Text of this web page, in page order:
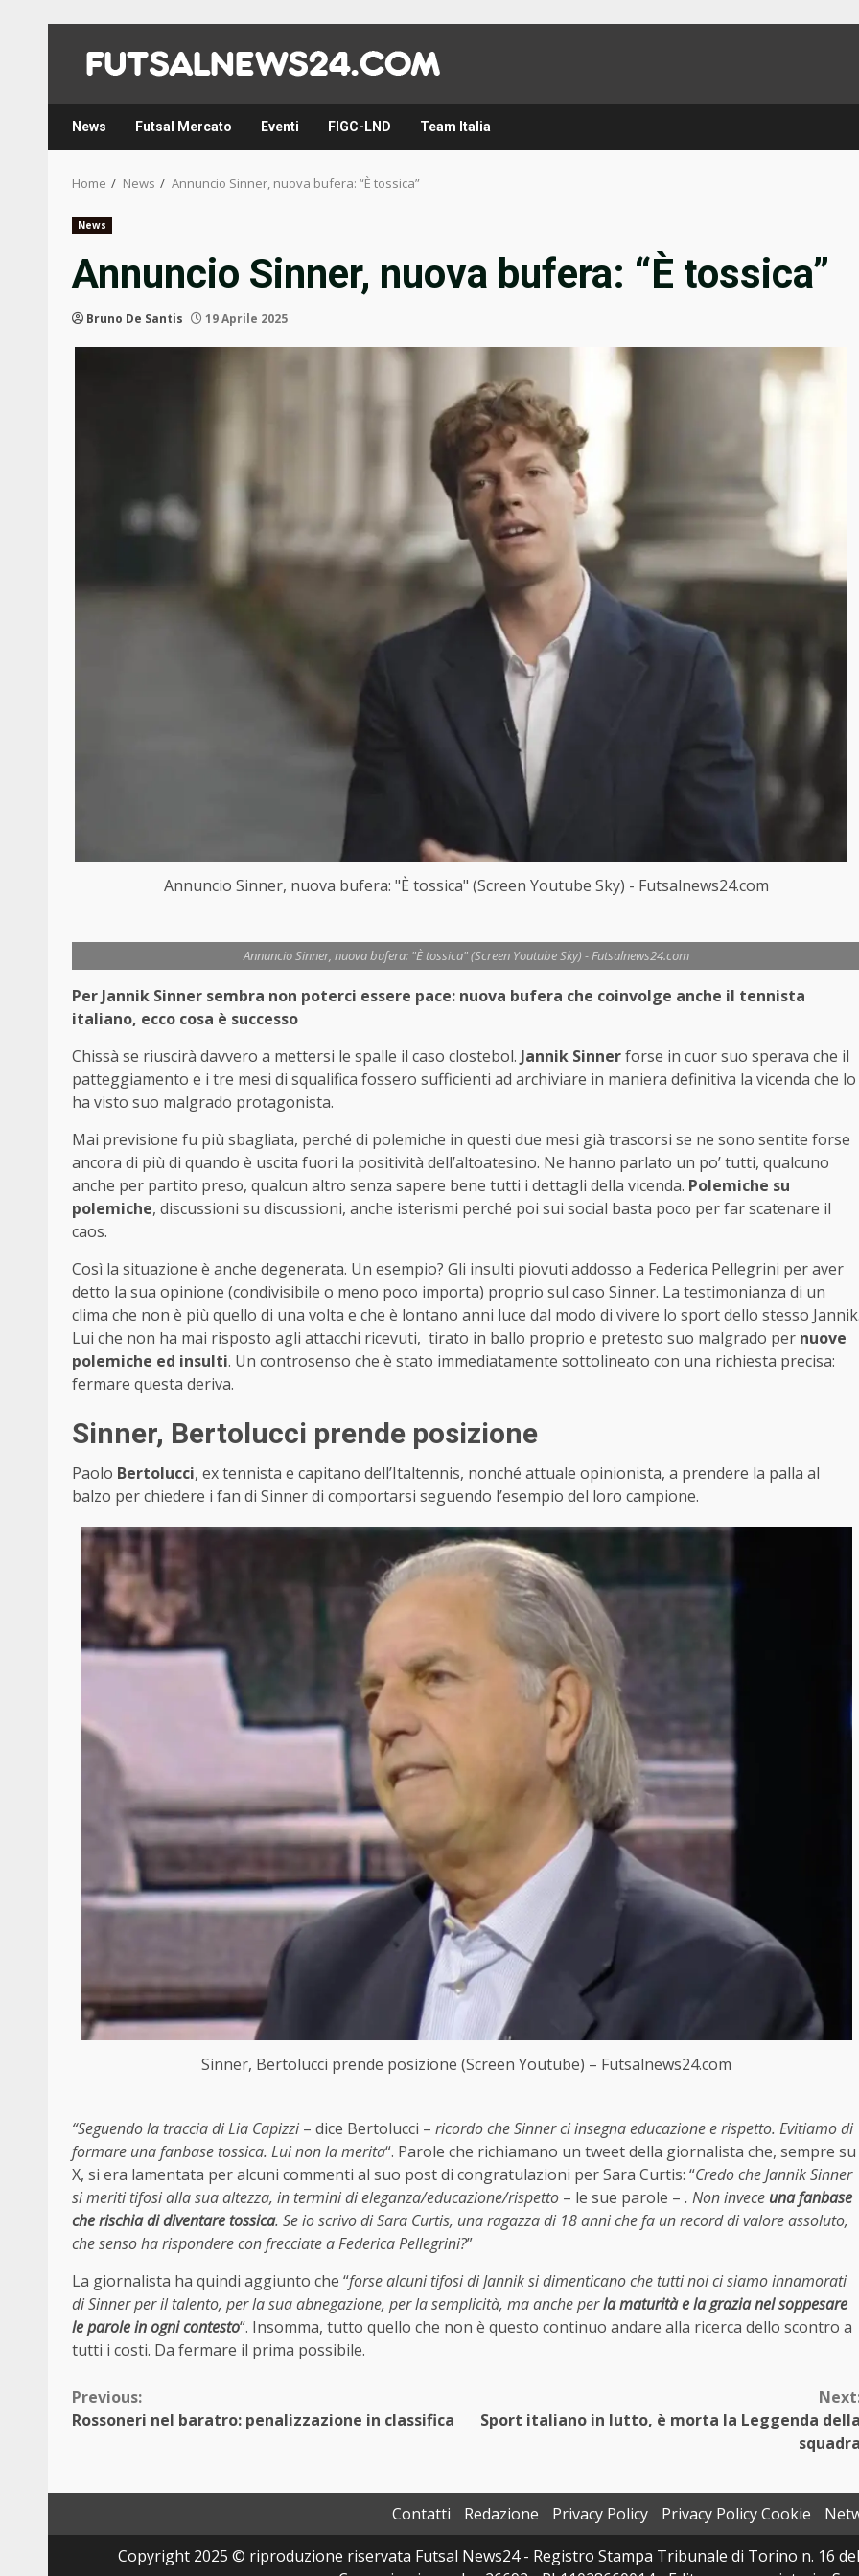
content
News Futsal Mercato Eventi FIGC-LND Team Italia
Home News Annuncio Sinner, nuova bufera: “È tossica”
News
Annuncio Sinner, nuova bufera: “È tossica”
Bruno De Santis 19 Aprile 2025
Annuncio Sinner, nuova bufera: "È tossica" (Screen Youtube Sky) - Futsalnews24.com
Annuncio Sinner, nuova bufera: "È tossica" (Screen Youtube Sky) - Futsalnews24.com
Per Jannik Sinner sembra non poterci essere pace: nuova bufera che coinvolge anche il tennista
italiano, ecco cosa è successo
Chissà se riuscirà davvero a mettersi le spalle il caso clostebol. Jannik Sinnerforse in cuor suo sperava che il
patteggiamento e i tre mesi di squalifica fossero sufficienti ad archiviare in maniera definitiva la vicenda che lo
ha visto suo malgrado protagonista.
Mai previsione fu più sbagliata, perché di polemiche in questi due mesi già trascorsi se ne sono sentite forse
ancora di più di quando è uscita fuori la positività dell’altoatesino. Ne hanno parlato un po’ tutti, qualcuno
anche per partito preso, qualcun altro senza sapere bene tutti i dettagli della vicenda. Polemiche su
polemiche, discussioni su discussioni, anche isterismi perché poi sui social basta poco per far scatenare il
caos.
Così la situazione è anche degenerata. Un esempio? Gli insulti piovuti addosso a Federica Pellegrini per aver
detto la sua opinione (condivisibile o meno poco importa) proprio sul caso Sinner. La testimonianza di un
clima che non è più quello di una volta e che è lontano anni luce dal modo di vivere lo sport dello stesso
Lui che non ha mai risposto agli attacchi ricevuti, tirato in ballo proprio e pretesto suo malgrado per nuove
polemiche ed insulti. Un controsenso che è stato immediatamente sottolineato con una richiesta precisa:
fermare questa deriva.
Sinner, Bertolucci prende posizione
Paolo Bertolucci, ex tennista e capitano dell’Italtennis, nonché attuale opinionista, a prendere la palla al
balzo per chiedere i fan di Sinner di comportarsi seguendo l’esempio del loro campione.
Sinner, Bertolucci prende posizione (Screen Youtube) – Futsalnews24.com
“Seguendo la traccia di Lia Capizzi– dice Bertolucci – ricordo che Sinner ci insegna educazione e rispetto. Evitiamo di
formare una fanbase tossica. Lui non la merita“. Parole che richiamano un tweet della giornalista che, sempre su
X, si era lamentata per alcuni commenti al suo post di congratulazioni per Sara Curtis: “Credo che Jannik Sinner
si meriti tifosi alla sua altezza, in termini di eleganza/educazione/rispetto – le sue parole – . Non invece una fanbase
che rischia di diventare tossica. Se io scrivo di Sara Curtis, una ragazza di 18 anni che fa un record di valore assoluto,
che senso ha rispondere con frecciate a Federica Pellegrini?”
La giornalista ha quindi aggiunto che “forse alcuni tifosi di Jannik si dimenticano che tutti noi ci siamo innamorati
di Sinner per il talento, per la sua abnegazione, per la semplicità, ma anche perla maturità e la grazia nel soppesare
le parole in ogni contesto“. Insomma, tutto quello che non è questo continuo andare alla ricerca dello scontro a
tutti i costi. Da fermare il prima possibile.
Continue
Previous:
Rossoneri nel baratro: penalizzazione in classifica
Sport italiano in lutto, è morta la Leggenda
Contatti Redazione Privacy Policy Privacy Policy Cookie
Copyright 2025 © riproduzione riservata Futsal News24 - Registro Stampa Tribunale di Torino n. 16